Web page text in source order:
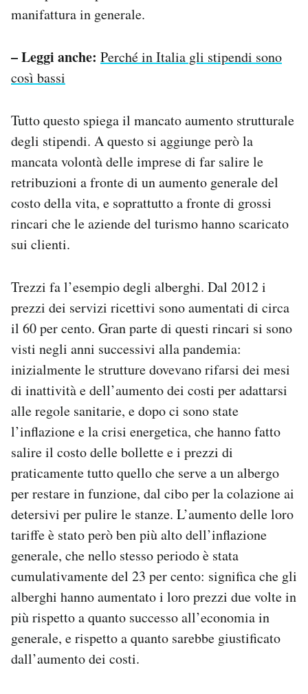
manifattura in generale.
– Leggi anche: Perché in Italia gli stipendi sono
così bassi
Tutto questo spiega il mancato aumento strutturale
degli stipendi. A questo si aggiunge però la
mancata volontà delle imprese di far salire le
retribuzioni a fronte di un aumento generale del
costo della vita, e soprattutto a fronte di grossi
rincari che le aziende del turismo hanno scaricato
sui clienti.
Trezzi fa l’esempio degli alberghi. Dal 2012 i
prezzi dei servizi ricettivi sono aumentati di circa
il 60 per cento. Gran parte di questi rincari si sono
visti negli anni successivi alla pandemia:
inizialmente le strutture dovevano rifarsi dei mesi
di inattività e dell’aumento dei costi per adattarsi
alle regole sanitarie, e dopo ci sono state
l’inflazione e la crisi energetica, che hanno fatto
salire il costo delle bollette e i prezzi di
praticamente tutto quello che serve a un albergo
per restare in funzione, dal cibo per la colazione ai
detersivi per pulire le stanze. L’aumento delle loro
tariffe è stato però ben più alto dell’inflazione
generale, che nello stesso periodo è stata
cumulativamente del 23 per cento: significa che gli
alberghi hanno aumentato i loro prezzi due volte in
più rispetto a quanto successo all’economia in
generale, e rispetto a quanto sarebbe giustificato
dall’aumento dei costi.